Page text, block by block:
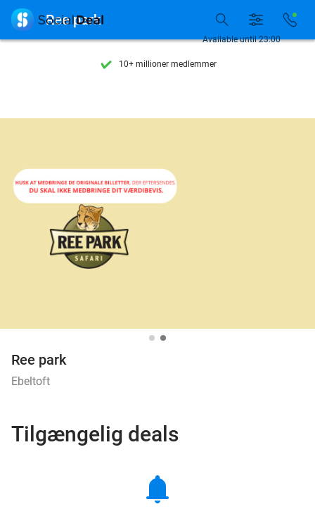
Tilgængelig 7 dage om ugen
10+ millioner medlemmer
10+ millioner medlemmer
Available until 23:00
 Ree park
Ree park
Ebeltoft
Tilgængelig deals
notifications